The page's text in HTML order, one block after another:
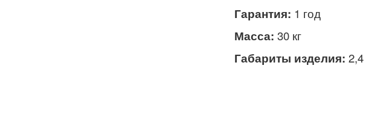
Гарантия: 1 год
Масса: 30 кг
Габариты изделия: